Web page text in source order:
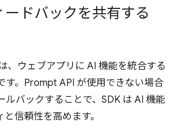
ードバックを共有する
、ウェブアプリに AI 機能を統合する
す。Prompt API が使用できない場合
ルバックすることで、SDK は AI 機能
信頼性を高めます。